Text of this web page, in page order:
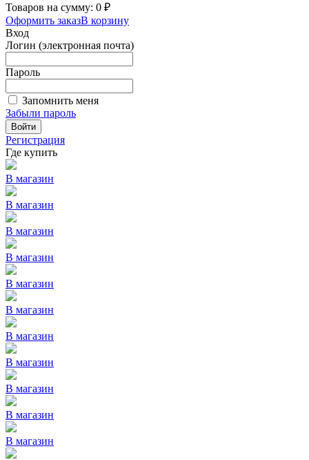
Товаров на сумму: 0 ₽
Оформить заказВ корзину
Вход
Логин (электронная почта)
Пароль
Запомнить меня
Забыли пароль
Войти
Регистрация
Где купить
В магазин
В магазин
В магазин
В магазин
В магазин
В магазин
В магазин
В магазин
В магазин
В магазин
В магазин